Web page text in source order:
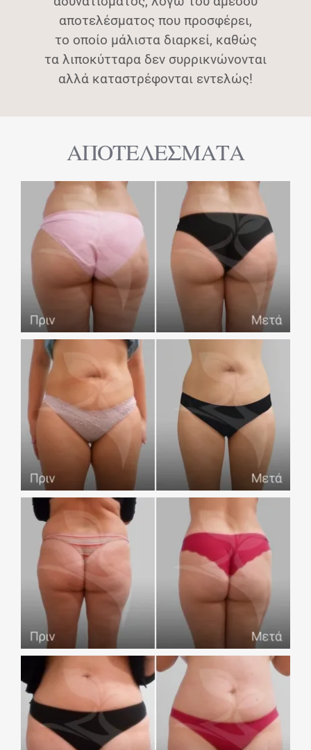
αποτελέσματος που προσφέρει,
το οποίο μάλιστα διαρκεί, καθώς
τα λιποκύτταρα δεν συρρικνώνονται
αλλά καταστρέφονται εντελώς!
ΑΠΟΤΕΛΕΣΜΑΤΑ